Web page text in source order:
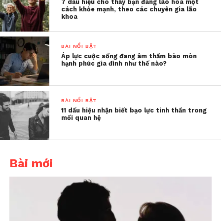
chú ý đến sức khỏe bản thân. Nếu nhận thấy có
những biểu hiện như mất ngủ, kém tập trung, lo
lắng hoặc cảm xúc thất thường thì nên đến các cơ sở
chuyên khoa về tâm lý, tâm thần để được thăm
khám và hỗ trợ kịp thời”,ông nhấn mạnh.
Dưới đây là một số gợi ý thiết thực, dựa trên góc
nhìn của các nhà tâm lý học và thực hành trị liệu:
7 dấu hiệu cho thấy bạn đang lão hóa một
cách khỏe mạnh, theo các chuyên gia lão
khoa
BÀI NỔI BẬT
Áp lực cuộc sống đang âm thầm bào mòn
hạnh phúc gia đình như thế nào?
BÀI NỔI BẬT
11 dấu hiệu nhận biết bạo lực tinh thần trong
mối quan hệ
Bài mới